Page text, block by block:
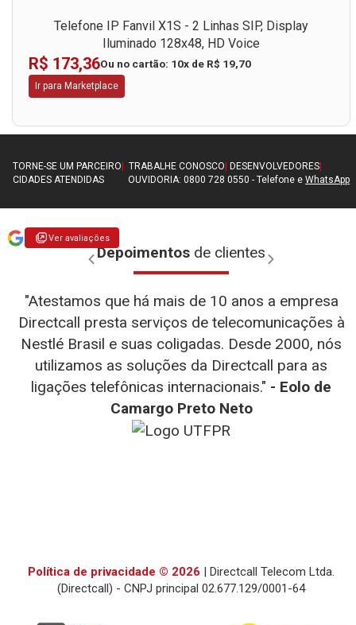
Telefone IP Grandstream GXP1610 - 2 Contas SIP, 2
Linhas, LCD 132x48
R$ 169,84Ou no cartão: 10x de R$ 19,30
Ir para Marketplace
TORNE-SE UM PARCEIRO TRABALHE CONOSCO DESENVOLVEDORES
CIDADES ATENDIDAS
OUVIDORIA: 0800 728 0550 - Telefone eWhatsApp
Depoimentos de clientes
- Julia Falcin
"Atestamos que há mais de 10 anos a empresa
Directcall presta serviços de telecomunicações à
Nestlé Brasil e suas coligadas. Desde 2000, nós
utilizamos as soluções da Directcall para as
ligações telefônicas internacionais." - Eolo de
Camargo Preto Neto
- Diego
Fernando Alves
- Henrique Fernandes Simão
- Totvs
- Teresa
- D-link
- WEG
Ver avaliações
Política de privacidade © 2026 | Directcall Telecom Ltda.
(Directcall) - CNPJ principal 02.677.129/0001-64